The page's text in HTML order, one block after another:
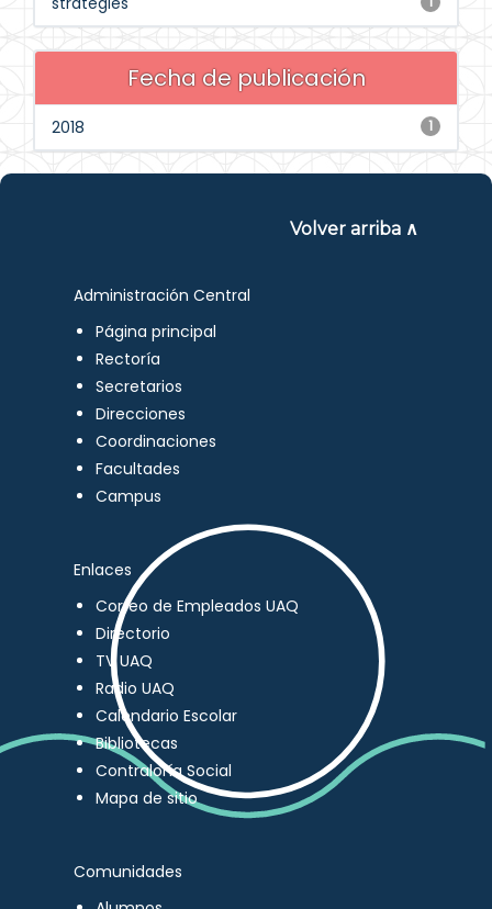
Fecha de publicación
1
2018
Volver arriba ∧
Administración Central
Página principal
Rectoría
Secretarios
Direcciones
Coordinaciones
Facultades
Campus
Enlaces
Correo de Empleados UAQ
Directorio
TV UAQ
Radio UAQ
Calendario Escolar
Bibliotecas
Contraloría Social
Mapa de sitio
Comunidades